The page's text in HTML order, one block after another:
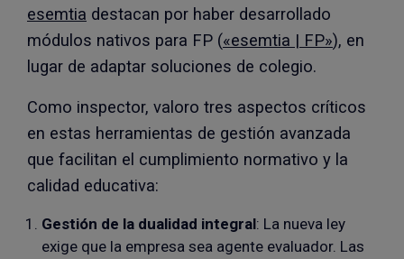
esemtia destacan por haber desarrollado
módulos nativos para FP («esemtia | FP»), en
lugar de adaptar soluciones de colegio.
Como inspector, valoro tres aspectos críticos
en estas herramientas de gestión avanzada
que facilitan el cumplimiento normativo y la
calidad educativa:
Gestión de la dualidad integral: La nueva ley
exige que la empresa sea agente evaluador. Las